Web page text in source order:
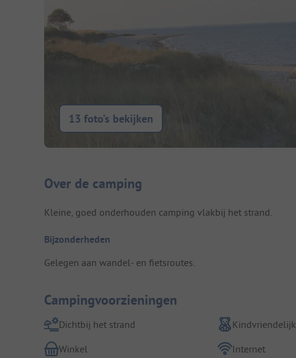
13 foto’s bekijken
Camping introductie
Over de camping
Kleine, goed onderhouden camping vlakbij het strand.
Bijzonderheden
Gelegen aan wandel- en fietsroutes.
Campingvoorzieningen
Dichtbij het strand Kindvriendelijk
Winkel
Internet